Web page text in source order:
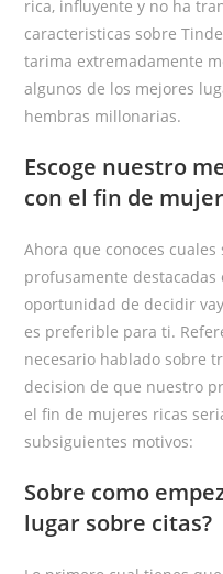
rica, influyente y no ha
caracteristicas sobre
tarima extremadamente
algunos de los mejores
hembras millonarias.
Escoge nuestro
con el fin de
Ahora que conoces
profusamente
oportunidad de decidir
es preferible para ti.
necesario hablado sobre
decision de que nuestro
el fin de mujeres ricas
subsiguientes motivos:
Sobre como
lugar sobre citas?